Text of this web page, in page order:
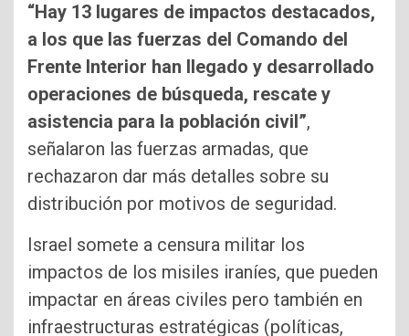
“Hay 13 lugares de impactos destacados,
a los que las fuerzas del Comando del
Frente Interior han llegado y desarrollado
operaciones de búsqueda, rescate y
asistencia para la población civil”,
señalaron las fuerzas armadas, que
rechazaron dar más detalles sobre su
distribución por motivos de seguridad.
Israel somete a censura militar los
impactos de los misiles iraníes, que pueden
impactar en áreas civiles pero también en
infraestructuras estratégicas (políticas,